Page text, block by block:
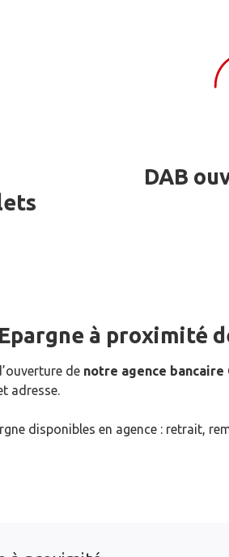
DAB
à proximité
de notre agence bancaire
adresse.
disponibles en agence : retrait,